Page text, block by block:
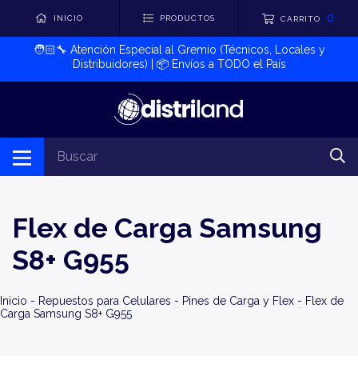
INICIO PRODUCTOS CARRITO 0
🧑🏻‍🔧​ Atención Especial al Gremio (Técnicos, Locales y
Distribuidores) | 📦​ Envíos a TODO el País
Flex de Carga Samsung
S8+ G955
Inicio - Repuestos para Celulares - Pines de Carga y Flex - Flex de
Carga Samsung S8+ G955